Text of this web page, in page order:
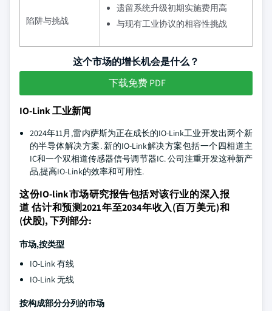
陷阱与挑战
遗留系统升级初期实施费用高
与现有工业协议的相容性挑战
这个市场的增长机会是什么？
下载免费 PDF
IO-Link 工业新闻
2024年11月,雷内萨斯为正在成长的IO-Link工业开发出两个新
的半导体解决方案. 新的IO-Link解决方案包括一个四相道主
IC和一个双相道传感器信号调节器IC. 公司注重开发这种新产
品,提高IO-Link的效率和可用性.
这份IO-link市场研究报告包括对该行业的深入报
道 估计和预测2021年至2034年收入(百万美元)和
(伏股), 下列部分:
市场,按类型
IO-Link 有线
IO-Link 无线
按构成部分分列的市场